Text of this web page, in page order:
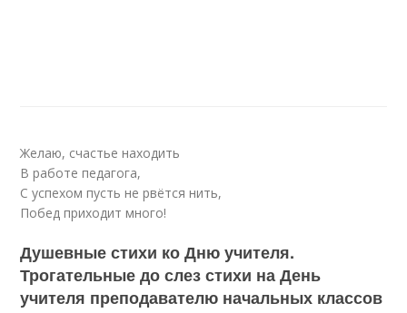
Желаю, счастье находить
В работе педагога,
С успехом пусть не рвётся нить,
Побед приходит много!
Душевные стихи ко Дню учителя.
Трогательные до слез стихи на День
учителя преподавателю начальных классов